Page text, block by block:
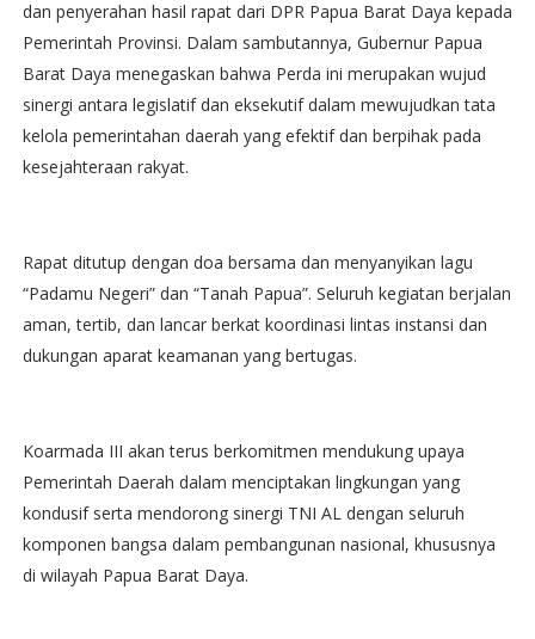
dan penyerahan hasil rapat dari DPR Papua Barat Daya kepada
Pemerintah Provinsi. Dalam sambutannya, Gubernur Papua
Barat Daya menegaskan bahwa Perda ini merupakan wujud
sinergi antara legislatif dan eksekutif dalam mewujudkan tata
kelola pemerintahan daerah yang efektif dan berpihak pada
kesejahteraan rakyat.
Rapat ditutup dengan doa bersama dan menyanyikan lagu
“Padamu Negeri” dan “Tanah Papua”. Seluruh kegiatan berjalan
aman, tertib, dan lancar berkat koordinasi lintas instansi dan
dukungan aparat keamanan yang bertugas.
Koarmada III akan terus berkomitmen mendukung upaya
Pemerintah Daerah dalam menciptakan lingkungan yang
kondusif serta mendorong sinergi TNI AL dengan seluruh
komponen bangsa dalam pembangunan nasional, khususnya
di wilayah Papua Barat Daya.